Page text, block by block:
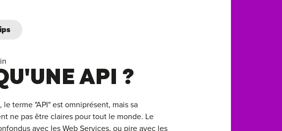
API ?
terme "API" est omniprésent, mais sa
ne pas être claires pour tout le monde. Le
avec les Web Services, ou pire avec les